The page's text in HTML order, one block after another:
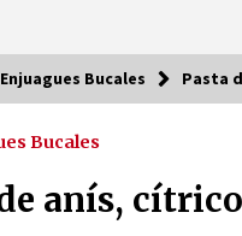
Bucales Pasta
Bucales
anís,